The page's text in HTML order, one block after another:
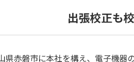
出張校正も
県赤磐市に本社を構え、電子機